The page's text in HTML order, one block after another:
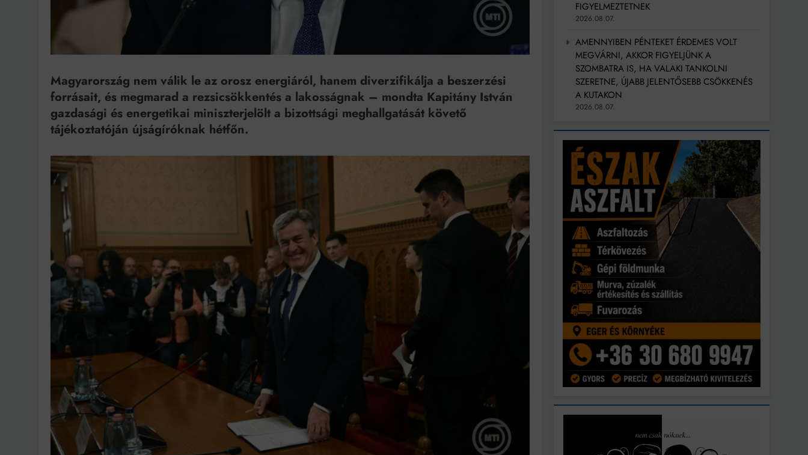
Magyarország nem válik le az orosz energiáról, hanem diverzifikálja a beszerzési
forrásait, és megmarad a rezsicsökkentés a lakosságnak – mondta Kapitány István
gazdasági és energetikai miniszterjelölt a bizottsági meghallgatását követő
tájékoztatóján újságíróknak hétfőn.
FIGYELMEZTETNEK
2026.08.07.
AMENNYIBEN PÉNTEKET ÉRDEMES VOLT
MEGVÁRNI, AKKOR FIGYELJÜNK A
SZOMBATRA IS, HA VALAKI TANKOLNI
SZERETNE, ÚJABB JELENTŐSEBB CSÖKKENÉS
A KUTAKON
2026.08.07.